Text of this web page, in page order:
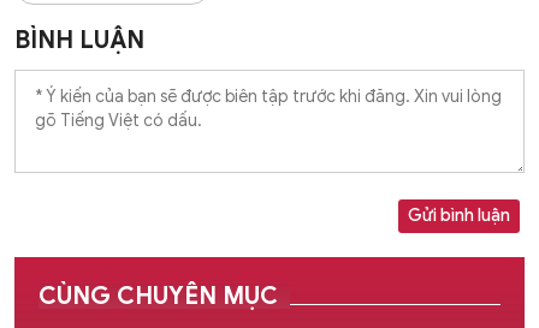
BÌNH LUẬN
Gửi bình luận
CÙNG CHUYÊN MỤC